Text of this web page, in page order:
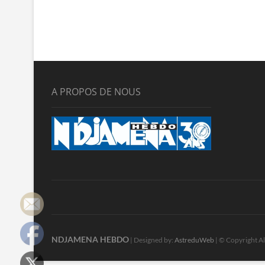
A PROPOS DE NOUS
NDJAMENA HEBDO | Designed by: AstreduWeb | © Copyright